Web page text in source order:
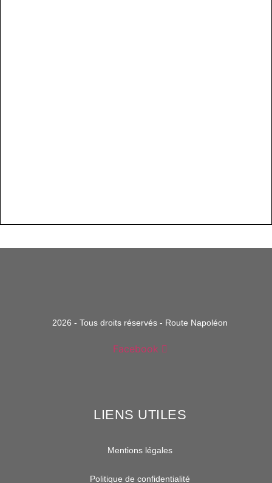
2026 - Tous droits réservés - Route Napoléon
Facebook
LIENS UTILES
Mentions légales
Politique de confidentialité